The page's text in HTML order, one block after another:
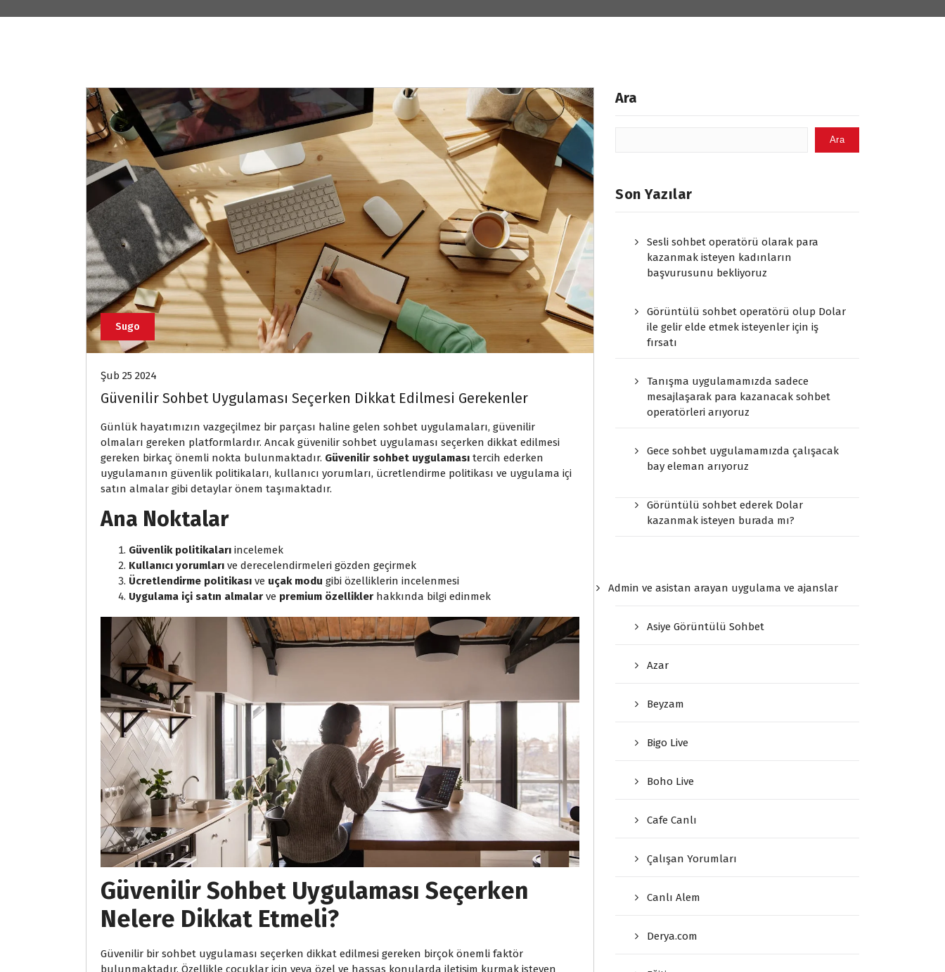
Sugo
Şub 25 2024
Güvenilir Sohbet Uygulaması Seçerken Dikkat Edilmesi Gerekenler
Günlük hayatımızın vazgeçilmez bir parçası haline gelen sohbet uygulamaları, güvenilir
olmaları gereken platformlardır. Ancak güvenilir sohbet uygulaması seçerken dikkat edilmesi
gereken birkaç önemli nokta bulunmaktadır. Güvenilir sohbet uygulaması tercih ederken
uygulamanın güvenlik politikaları, kullanıcı yorumları, ücretlendirme politikası ve uygulama içi
satın almalar gibi detaylar önem taşımaktadır.
Ana Noktalar
Güvenlik politikaları incelemek
Kullanıcı yorumları ve derecelendirmeleri gözden geçirmek
Ücretlendirme politikası ve uçak modu gibi özelliklerin incelenmesi
Uygulama içi satın almalar ve premium özellikler hakkında bilgi edinmek
Güvenilir Sohbet Uygulaması Seçerken
Nelere Dikkat Etmeli?
Güvenilir bir sohbet uygulaması seçerken dikkat edilmesi gereken birçok önemli faktör
bulunmaktadır. Özellikle çocuklar için veya özel ve hassas konularda iletişim kurmak isteyen
Ara
Ara
Son Yazılar
Sesli sohbet operatörü olarak para
kazanmak isteyen kadınların
başvurusunu bekliyoruz
Görüntülü sohbet operatörü olup Dolar
ile gelir elde etmek isteyenler için iş
fırsatı
Tanışma uygulamamızda sadece
mesajlaşarak para kazanacak sohbet
operatörleri arıyoruz
Gece sohbet uygulamamızda çalışacak
bay eleman arıyoruz
Görüntülü sohbet ederek Dolar
kazanmak isteyen burada mı?
Admin ve asistan arayan uygulama ve ajanslar
Asiye Görüntülü Sohbet
Azar
Beyzam
Bigo Live
Boho Live
Cafe Canlı
Çalışan Yorumları
Canlı Alem
Derya.com